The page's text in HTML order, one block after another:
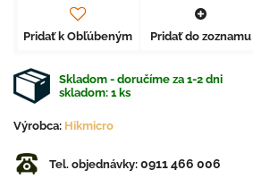
Pridať k Obľúbeným Pridať do zoznamu
Skladom - doručíme za 1-2 dni
skladom: 1 ks
Výrobca: Hikmicro
Tel. objednávky: 0911 466 006